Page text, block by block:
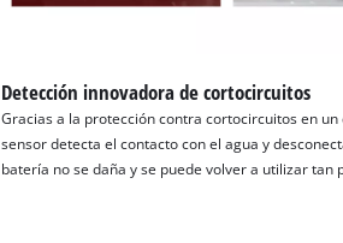
Detección innovadora de cortocircuitos
Gracias a la protección contra cortocircuitos en
sensor detecta el contacto con el agua y
batería no se daña y se puede volver a utilizar